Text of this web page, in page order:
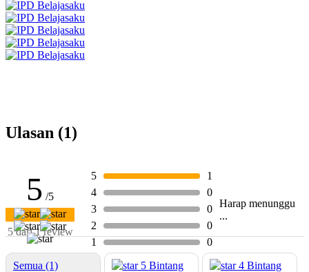
Ulasan (1)
5 /5
5 dari 1 review
5
1
4
0
3
0
2
0
1
0
Semua (1)
5 Bintang
4Bintang
Harap menunggu
...